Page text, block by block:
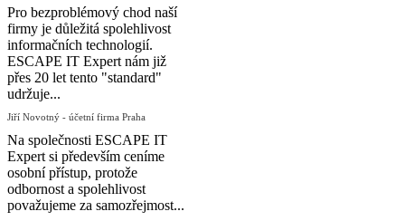
Pro bezproblémový chod naší
firmy je důležitá spolehlivost
informačních technologií.
ESCAPE IT Expert nám již
přes 20 let tento "standard"
udržuje...
Jiří Novotný - účetní firma Praha
Na společnosti ESCAPE IT
Expert si především ceníme
osobní přístup, protože
odbornost a spolehlivost
považujeme za samozřejmost...